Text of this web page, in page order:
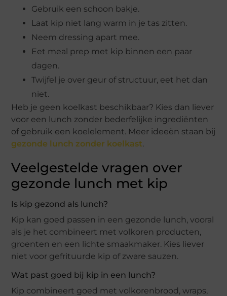
Gebruik een schoon bakje.
Laat kip niet lang warm in je tas zitten.
Neem dressing apart mee.
Eet meal prep met kip binnen een paar
dagen.
Twijfel je over geur of structuur, eet het dan
niet.
Heb je geen koelkast beschikbaar? Kies dan liever
voor een lunch zonder bederfelijke ingrediënten
of gebruik een koelelement. Meer ideeën staan bij
gezonde lunch zonder koelkast.
Veelgestelde vragen over
gezonde lunch met kip
Is kip gezond als lunch?
Kip kan goed passen in een gezonde lunch, vooral
als je het combineert met volkoren producten,
groenten en een lichte smaakmaker. Kies liever
niet voor gefrituurde kip of zware sauzen.
Wat past goed bij kip in een lunch?
Kip combineert goed met volkorenbrood, wraps,